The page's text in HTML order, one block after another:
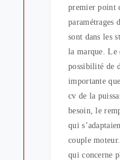
premier point
paramétrages
sont dans les
la marque. Le
possibilité de
importante
cv de la
besoin, le
qui
couple
qui concerne